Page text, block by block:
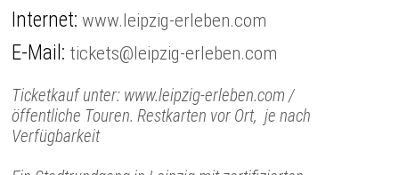
Internet:www.leipzig-erleben.com
E-Mail: tickets@leipzig-erleben.com
Ticketkauf unter: www.leipzig-erleben.com /
öffentliche Touren. Restkarten vor Ort, je nach
Verfügbarkeit